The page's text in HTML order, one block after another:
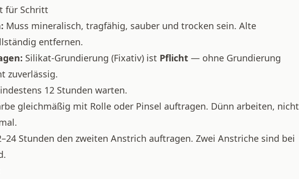
für Schritt
Muss mineralisch, tragfähig, sauber und trocken sein. Alte
entfernen.
Silikat-Grundierung (Fixativ) ist Pflicht — ohne Grundierung
zuverlässig.
12 Stunden warten.
gleichmäßig mit Rolle oder Pinsel auftragen. Dünn arbeiten, nicht
Stunden den zweiten Anstrich auftragen. Zwei Anstriche sind bei